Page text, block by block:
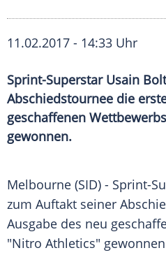
11.02.2017 - 14:33 Uhr
Sprint-Superstar Usain
Abschiedstournee die
geschaffenen
gewonnen.
Melbourne (SID) - Sprint-
zum Auftakt seiner
Ausgabe des neu
"Nitro Athletics"